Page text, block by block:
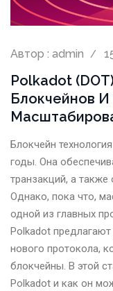
Автор : admin
Polkadot
Блокчейнов
Блокчейн
годы. Она
транзакций, а также
Однако, пока что,
одной из главных
Polkadot
нового протокола,
блокчейны. В этой
Polkadot и как он